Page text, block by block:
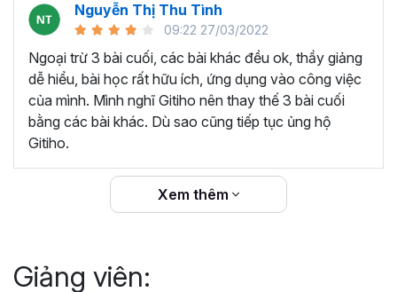
gian.
Tổng hợp hàm, công thức tính toán theo thời gian
như hàm tính toán theo tháng, tuổi, ngày hết hạn
hợp đồng,...
Hướng dẫn dùng các hàm và công thức nâng cao
nhưSUM, SUMIFS, VLOOKUP, INDEX, và các thủ
thuật hay trong Excel khác với hàm và công thức.
Những thiết lập chế độ làm việc trên Excel như thiết
lập theme, background, in ấn, và các thanh, tiêu đề,
đường kẻ lưới trong Excel.
và gán nội dung văn bản vào hình khối.
Nguyễn Thị Thu Tình
09:22 27/03/2022
Ngoại trừ 3 bài cuối, các bài khác đều ok, thầy giảng
dễ hiểu, bài học rất hữu ích, ứng dụng vào công việc
của mình. Mình nghĩ Gitiho nên thay thế 3 bài cuối
bằng các bài khác. Dù sao cũng tiếp tục ủng hộ
Gitiho.
Xem thêm
Giảng viên: